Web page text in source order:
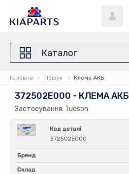
Каталог
Головна Пошук Клема АКБ
372502E000 - КЛЕМА АКБ
Застосування: Tucson
Код деталі
372502E000
Бренд
Склад